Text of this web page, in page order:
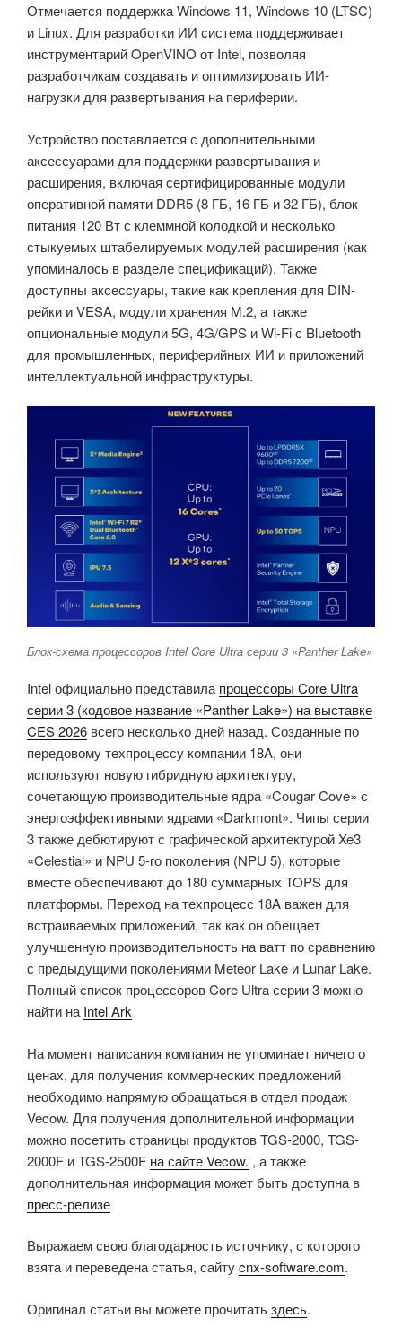
Отмечается поддержка Windows 11, Windows 10 (LTSC)
и Linux. Для разработки ИИ система поддерживает
инструментарий OpenVINO от Intel, позволяя
разработчикам создавать и оптимизировать ИИ-
нагрузки для развертывания на периферии.
Устройство поставляется с дополнительными
аксессуарами для поддержки развертывания и
расширения, включая сертифицированные модули
оперативной памяти DDR5 (8 ГБ, 16 ГБ и 32 ГБ), блок
питания 120 Вт с клеммной колодкой и несколько
стыкуемых штабелируемых модулей расширения (как
упоминалось в разделе спецификаций). Также
доступны аксессуары, такие как крепления для DIN-
рейки и VESA, модули хранения M.2, а также
опциональные модули 5G, 4G/GPS и Wi-Fi с Bluetooth
для промышленных, периферийных ИИ и приложений
интеллектуальной инфраструктуры.
Блок-схема процессоров Intel Core Ultra серии 3 «Panther Lake»
Intel официально представила процессоры Core Ultra
серии 3 (кодовое название «Panther Lake») на выставке
CES 2026 всего несколько дней назад. Созданные по
передовому техпроцессу компании 18A, они
используют новую гибридную архитектуру,
сочетающую производительные ядра «Cougar Cove» с
энергоэффективными ядрами «Darkmont». Чипы серии
3 также дебютируют с графической архитектурой Xe3
«Celestial» и NPU 5-го поколения (NPU 5), которые
вместе обеспечивают до 180 суммарных TOPS для
платформы. Переход на техпроцесс 18A важен для
встраиваемых приложений, так как он обещает
улучшенную производительность на ватт по сравнению
с предыдущими поколениями Meteor Lake и Lunar Lake.
Полный список процессоров Core Ultra серии 3 можно
найти на Intel Ark
На момент написания компания не упоминает ничего о
ценах, для получения коммерческих предложений
необходимо напрямую обращаться в отдел продаж
Vecow. Для получения дополнительной информации
можно посетить страницы продуктов TGS-2000, TGS-
2000F и TGS-2500F на сайте Vecow. , а также
дополнительная информация может быть доступна в
пресс-релизе
Выражаем свою благодарность источнику, с которого
взята и переведена статья, сайтуcnx-software.com.
Оригинал статьи вы можете прочитатьздесь.